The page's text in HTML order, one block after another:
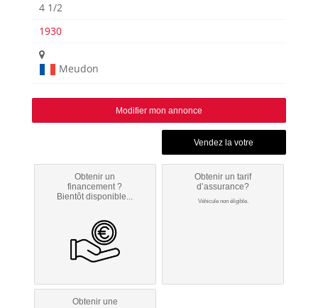
4 1/2
1930
Meudon
Modifier mon annonce
Obtenir un
financement ?
Bientôt disponible...
Obtenir un tarif
d’assurance?
Véhicule non éligible.
Obtenir une